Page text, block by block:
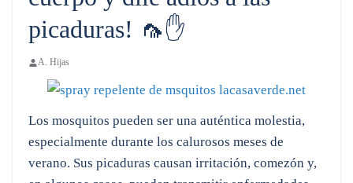
picaduras! 🦟✋
A. Hijas
Los mosquitos pueden ser una auténtica molestia,
especialmente durante los calurosos meses de
verano. Sus picaduras causan irritación, comezón y,